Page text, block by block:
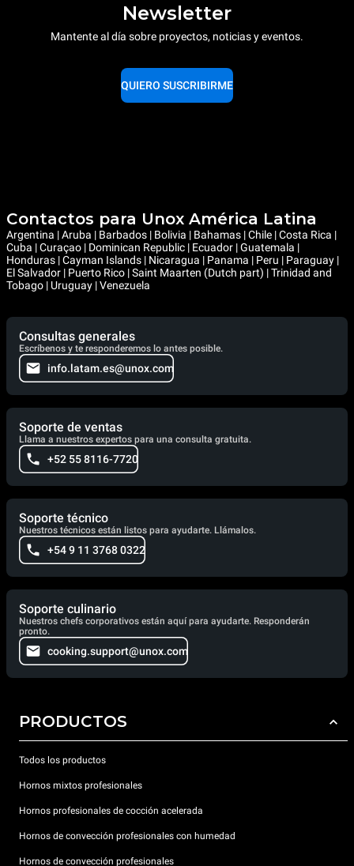
Newsletter
Mantente al día sobre proyectos, noticias y eventos.
QUIERO SUSCRIBIRME
Contactos para Unox América Latina
Argentina | Aruba | Barbados | Bolivia | Bahamas | Chile | Costa Rica |
Cuba | Curaçao | Dominican Republic | Ecuador | Guatemala |
Honduras | Cayman Islands | Nicaragua | Panama | Peru | Paraguay |
El Salvador | Puerto Rico | Saint Maarten (Dutch part) | Trinidad and
Tobago | Uruguay | Venezuela
Consultas generales
Escríbenos y te responderemos lo antes posible.
info.latam.es@unox.com
Soporte de ventas
Llama a nuestros expertos para una consulta gratuita.
+52 55 8116-7720
Soporte técnico
Nuestros técnicos están listos para ayudarte. Llámalos.
+54 9 11 3768 0322
Soporte culinario
Nuestros chefs corporativos están aquí para ayudarte. Responderán
pronto.
cooking.support@unox.com
PRODUCTOS
Todos los productos
Hornos mixtos profesionales
Hornos profesionales de cocción acelerada
Hornos de convección profesionales con humedad
Hornos de convección profesionales